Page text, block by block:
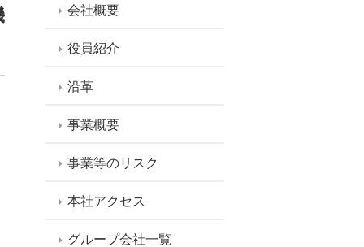
会社概要
役員紹介
沿革
事業概要
事業等のリスク
本社アクセス
グループ会社一覧